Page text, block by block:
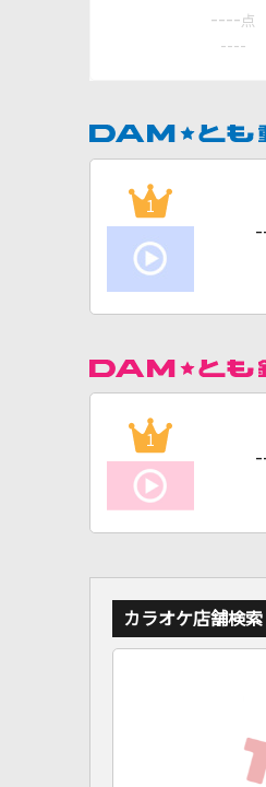
---- 点
----
1
1
カラオケ店舗検索